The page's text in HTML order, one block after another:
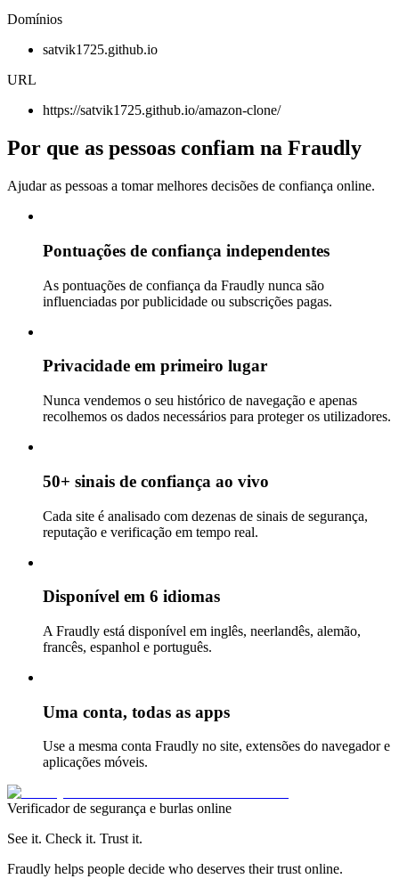
Domínios
satvik1725.github.io
URL
https://satvik1725.github.io/amazon-clone/
Por que as pessoas confiam na Fraudly
Ajudar as pessoas a tomar melhores decisões de confiança online.
Pontuações de confiança independentes
As pontuações de confiança da Fraudly nunca são
influenciadas por publicidade ou subscrições pagas.
Privacidade em primeiro lugar
Nunca vendemos o seu histórico de navegação e apenas
recolhemos os dados necessários para proteger os utilizadores.
50+ sinais de confiança ao vivo
Cada site é analisado com dezenas de sinais de segurança,
reputação e verificação em tempo real.
Disponível em 6 idiomas
A Fraudly está disponível em inglês, neerlandês, alemão,
francês, espanhol e português.
Uma conta, todas as apps
Use a mesma conta Fraudly no site, extensões do navegador e
aplicações móveis.
Verificador de segurança e burlas online
See it. Check it. Trust it.
Fraudly helps people decide who deserves their trust online.